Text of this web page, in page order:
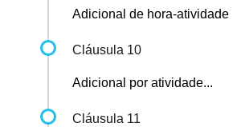
Adicional de hora-atividade
Cláusula 10
Adicional por atividade...
Cláusula 11